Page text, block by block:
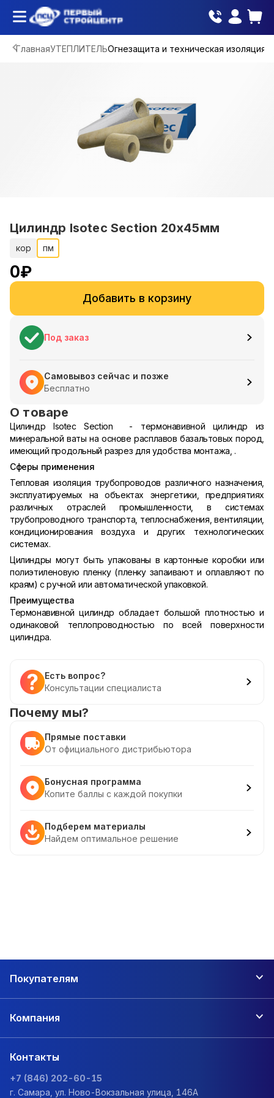
ГлавнаяУТЕПЛИТЕЛЬОгнезащита и техническая изоляция
Цилиндр Isotec Section 20х45мм
кор пм
0₽
Добавить в корзину
Под заказ
Самовывоз сейчас и позже
Бесплатно
О товаре
Цилиндр Isotec Section - термонавивной цилиндр из
минеральной ваты на основе расплавов базальтовых пород,
имеющий продольный разрез для удобства монтажа, .
Сферы применения
Тепловая изоляция трубопроводов различного назначения,
эксплуатируемых на объектах энергетики, предприятиях
различных отраслей промышленности, в системах
трубопроводного транспорта, теплоснабжения, вентиляции,
кондиционирования воздуха и других технологических
системах.
Цилиндры могут быть упакованы в картонные коробки или
полиэтиленовую пленку (пленку запаивают и оплавляют по
краям) с ручной или автоматической упаковкой.
Преимущества
Термонавивной цилиндр обладает большой плотностью и
одинаковой теплопроводностью по всей поверхности
цилиндра.
Есть вопрос?
Консультации специалиста
Почему мы?
Прямые поставки
От официального дистрибьютора
Бонусная программа
Копите баллы с каждой покупки
Подберем материалы
Найдем оптимальное решение
Покупателям
Компания
Контакты
+7 (846) 202-60-15
г. Самара, ул. Ново-Вокзальная улица, 146А